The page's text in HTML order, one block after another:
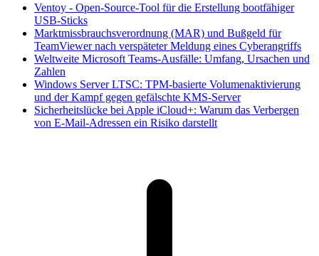
Ventoy - Open-Source-Tool für die Erstellung bootfähiger
USB-Sticks
Marktmissbrauchsverordnung (MAR) und Bußgeld für
TeamViewer nach verspäteter Meldung eines Cyberangriffs
Weltweite Microsoft Teams-Ausfälle: Umfang, Ursachen und
Zahlen
Windows Server LTSC: TPM-basierte Volumenaktivierung
und der Kampf gegen gefälschte KMS-Server
Sicherheitslücke bei Apple iCloud+: Warum das Verbergen
von E-Mail-Adressen ein Risiko darstellt